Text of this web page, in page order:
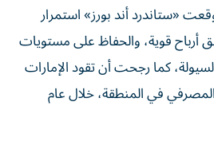
«ستاندرد أند بورز» استمرار
أرباح قوية، والحفاظ على مستويات
كما رجحت أن تقود الإمارات
في المنطقة، خلال عام